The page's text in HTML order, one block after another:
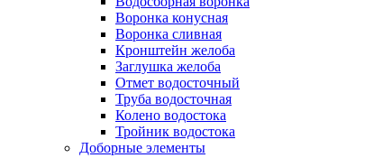
Воронка конусная
Воронка сливная
Кронштейн желоба
Заглушка желоба
Отмет водосточный
Труба водосточная
Колено водостока
Тройник водостока
Доборные элементы